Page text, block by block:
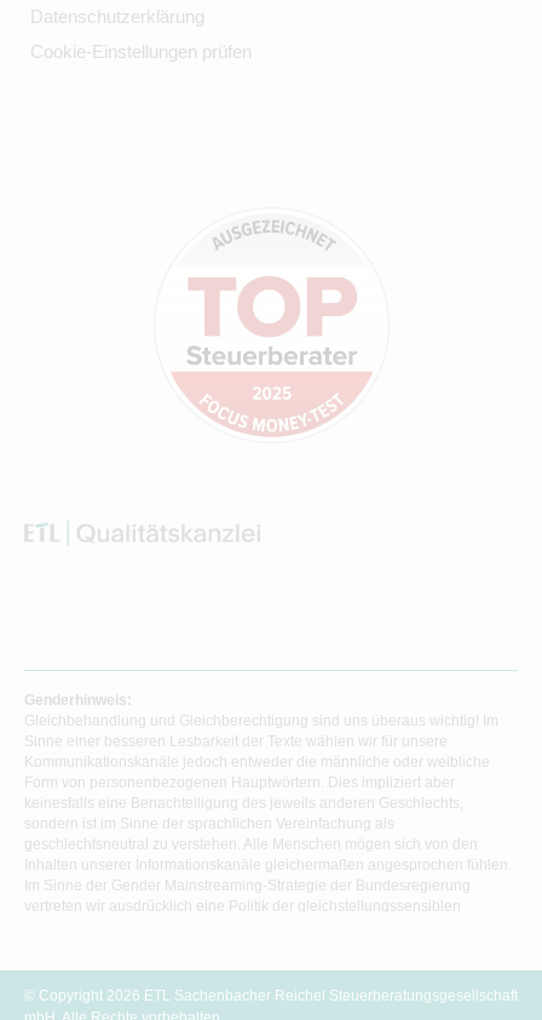
Datenschutzerklärung
Cookie-Einstellungen prüfen
Genderhinweis:
Gleichbehandlung und Gleichberechtigung sind uns überaus wichtig! Im
Sinne einer besseren Lesbarkeit der Texte wählen wir für unsere
Kommunikationskanäle jedoch entweder die männliche oder weibliche
Form von personenbezogenen Hauptwörtern. Dies impliziert aber
keinesfalls eine Benachteiligung des jeweils anderen Geschlechts,
sondern ist im Sinne der sprachlichen Vereinfachung als
geschlechtsneutral zu verstehen. Alle Menschen mögen sich von den
Inhalten unserer Informationskanäle gleichermaßen angesprochen fühlen.
Im Sinne der Gender Mainstreaming-Strategie der Bundesregierung
vertreten wir ausdrücklich eine Politik der gleichstellungssensiblen
© Copyright 2026 ETL Sachenbacher Reichel Steuerberatungsgesellschaft